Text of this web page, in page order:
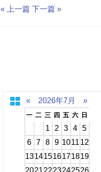
« 上一篇 下一篇 »
« 2026年7月 »
一 二 三 四 五 六 日
1 2 3 4
5
6
7 8 9 1011 12
13141516171819
2021 2223242526